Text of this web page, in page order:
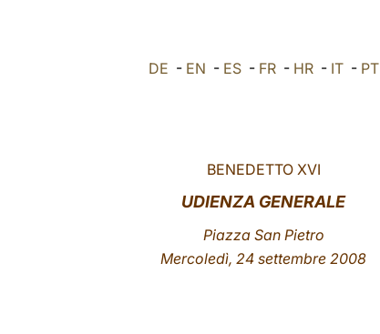
DE - EN - ES- FR- HR- IT- PT
BENEDETTO XVI
UDIENZA GENERALE
Piazza San Pietro
Mercoledì, 24 settembre 2008